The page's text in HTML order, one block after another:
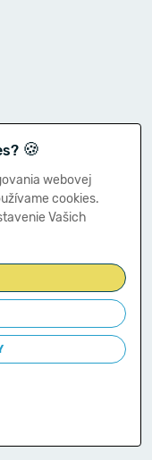
🍪
webovej
cookies.
Vašich